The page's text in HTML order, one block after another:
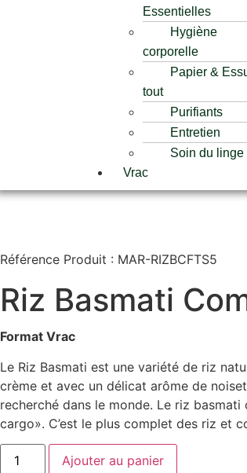
Essentielles
Hygiène
corporelle
Papier &
tout
Purifiants
Entretien
Soin du linge
Vrac
Référence Produit : MAR-RIZBCFTS5
Riz Basmati
Format Vrac
Le Riz Basmati est une variété de riz
crème et avec un délicat arôme de
recherché dans le monde. Le riz
cargo». C’est le plus complet des riz et
Ajouter au panier